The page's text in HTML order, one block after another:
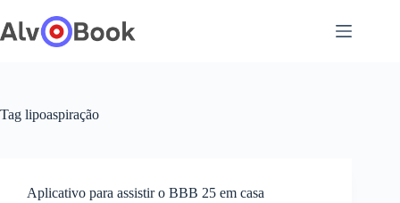
para
o
Tag lipoaspiração
Aplicativo para assistir o BBB 25 em casa